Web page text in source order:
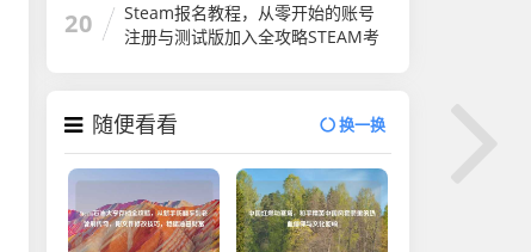
20
Steam报名教程，从零开始的账号
注册与测试版加入全攻略STEAM考
随便看看 换一换